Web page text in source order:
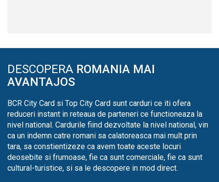
DESCOPERA ROMANIA MAI
AVANTAJOS
BCR City Card si Top City Card sunt carduri ce iti ofera
reduceri instant in reteaua de parteneri ce functioneaza la
nivel national. Cardurile fiind dezvoltate la nivel national, vin
ca un indemn catre romani sa calatoreasca mai mult prin
tara, sa constientizeze ca avem toate aceste locuri
deosebite si frumoase, fie ca sunt comerciale, fie ca sunt
cultural-turistice, si sa le descopere in mod direct.